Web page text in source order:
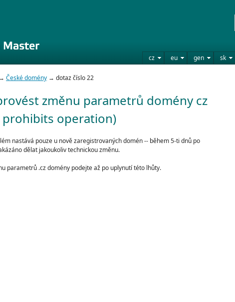
cz eu gen sk
→ České domény → dotaz číslo 22
změnu parametrů domény cz
prohibits operation)
nastává pouze u nově zaregistrovaných domén -- během 5-ti dnů po
dělat jakoukoliv technickou změnu.
parametrů .cz domény podejte až po uplynutí této lhůty.